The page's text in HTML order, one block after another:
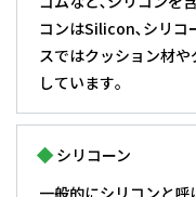
コンはSilicon､シリコ
スではクッション材
しています｡
シリコーン
一般的にシリコンと